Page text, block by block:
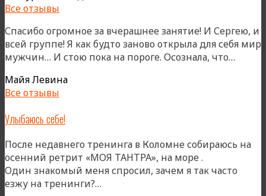
Все отзывы
Спасибо огромное за вчерашнее занятие! И Сергею, и
всей группе! Я как будто заново открыла для себя мир
мужчин… И стою пока на пороге. Осознала, что…
Майя Левина
Все отзывы
Улыбаюсь себе!
После недавнего тренинга в Коломне собираюсь на
осенний ретрит «МОЯ ТАНТРА», на море .
Один знакомый меня спросил, зачем я так часто
езжу на тренинги?…